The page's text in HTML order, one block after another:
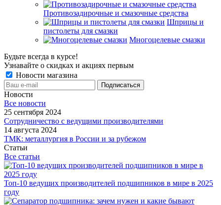
Противозадирочные и смазочные средства
Шприцы и
пистолеты для смазки
Многоцелевые смазки
Будьте всегда в курсе!
Узнавайте о скидках и акциях первым
Новости магазина
Новости
Все новости
25 сентября 2024
Сотрудничество с ведущими производителями
14 августа 2024
ТМК: металлургия в России и за рубежом
Статьи
Все статьи
Топ-10 ведущих производителей подшипников в мире в 2025
году